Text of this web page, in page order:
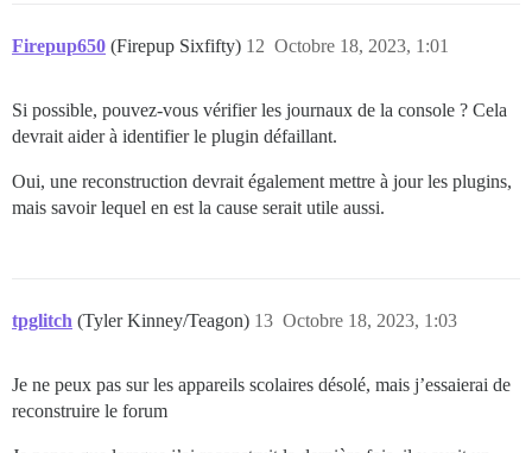
Firepup650 (Firepup Sixfifty) Octobre 18, 2023, 1:01
12
Si possible, pouvez-vous vérifier les journaux de la console ? Cela
devrait aider à identifier le plugin défaillant.
Oui, une reconstruction devrait également mettre à jour les plugins,
mais savoir lequel en est la cause serait utile aussi.
tpglitch (Tyler Kinney/Teagon) Octobre 18, 2023, 1:03
13
Je ne peux pas sur les appareils scolaires désolé, mais j’essaierai de
reconstruire le forum